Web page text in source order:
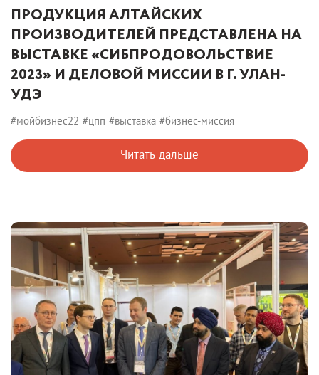
ПРОДУКЦИЯ АЛТАЙСКИХ
ПРОИЗВОДИТЕЛЕЙ ПРЕДСТАВЛЕНА НА
ВЫСТАВКЕ «СИБПРОДОВОЛЬСТВИЕ
2023» И ДЕЛОВОЙ МИССИИ В Г. УЛАН-
УДЭ
#мойбизнес22 #цпп #выставка #бизнес-миссия
Читать дальше